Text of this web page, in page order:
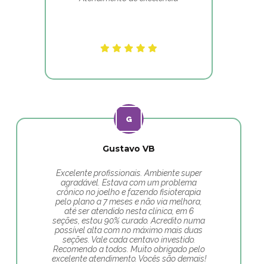
Gustavo VB
Excelente profissionais. Ambiente super
agradável. Estava com um problema
crônico no joelho e fazendo fisioterapia
pelo plano a 7 meses e não via melhora,
até ser atendido nesta clínica, em 6
seções, estou 90% curado. Acredito numa
possível alta com no máximo mais duas
seções. Vale cada centavo investido.
Recomendo a todos. Muito obrigado pelo
excelente atendimento. Vocês são demais!